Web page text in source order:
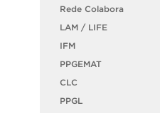
Rede Colabora
LAM / LIFE
IFM
PPGEMAT
CLC
PPGL